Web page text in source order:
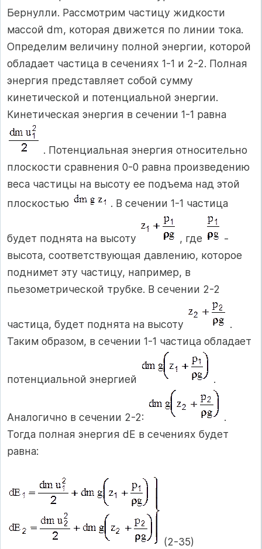
Бернулли. Рассмотрим частицу жидкости
массой dm, которая движется по линии тока.
Определим величину полной энергии, которой
обладает частица в сечениях 1-1 и 2-2. Полная
энергия представляет собой сумму
кинетической и потенциальной энергии.
Кинетическая энергия в сечении 1-1 равна
. Потенциальная энергия относительно
плоскости сравнения 0-0 равна произведению
веса частицы на высоту ее подъема над этой
плоскостью
. В сечении 1-1 частица
будет поднята на высоту , где
-
высота, соответствующая давлению, которое
поднимет эту частицу, например, в
пьезометрической трубке. В сечении 2-2
частица, будет поднята на высоту
.
Таким образом, в сечении 1-1 частица обладает
потенциальной энергией .
Аналогично в сечении 2-2:
.
Тогда полная энергия dE в сечениях будет
равна:
(2-35)